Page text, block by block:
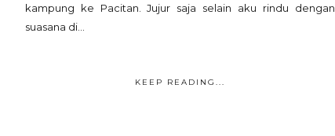
kampung ke Pacitan. Jujur saja selain aku rindu dengan
suasana di...
KEEP READING...